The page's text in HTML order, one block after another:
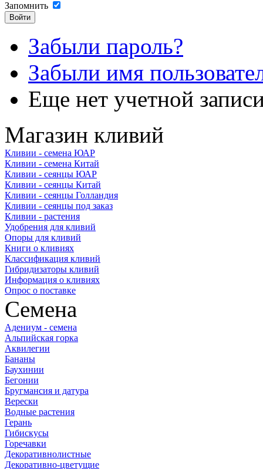
Запомнить
Забыли пароль?
Забыли имя
Еще нет учетной
Магазин кливий
Кливии - семена ЮАР
Кливии - семена Китай
Кливии - сеянцы ЮАР
Кливии - сеянцы Китай
Кливии - сеянцы Голландия
Кливии - сеянцы под заказ
Кливии - растения
Удобрения для кливий
Опоры для кливий
Книги о кливиях
Классификация кливий
Гибридизаторы кливий
Информация о кливиях
Опрос о поставке
Семена
Адениум - семена
Альпийская горка
Аквилегии
Бананы
Баухинии
Бегонии
Бругмансия и датура
Верески
Водные растения
Герань
Гибискусы
Горечавки
Декоративнолистные
Декоративно-цветущие